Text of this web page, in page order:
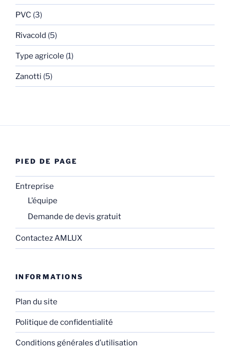
PVC (3)
Rivacold (5)
Type agricole (1)
Zanotti (5)
PIED DE PAGE
Entreprise
L’équipe
Demande de devis gratuit
Contactez AMLUX
INFORMATIONS
Plan du site
Politique de confidentialité
Conditions générales d’utilisation